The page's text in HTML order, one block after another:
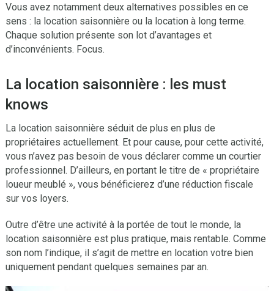
Vous avez notamment deux alternatives possibles en ce
sens : la location saisonnière ou la location à long terme.
Chaque solution présente son lot d’avantages et
d’inconvénients. Focus.
La location saisonnière : les must
knows
La location saisonnière séduit de plus en plus de
propriétaires actuellement. Et pour cause, pour cette activité,
vous n’avez pas besoin de vous déclarer comme un courtier
professionnel. D’ailleurs, en portant le titre de « propriétaire
loueur meublé », vous bénéficierez d’une réduction fiscale
sur vos loyers.
Outre d’être une activité à la portée de tout le monde, la
location saisonnière est plus pratique, mais rentable. Comme
son nom l’indique, il s’agit de mettre en location votre bien
uniquement pendant quelques semaines par an.